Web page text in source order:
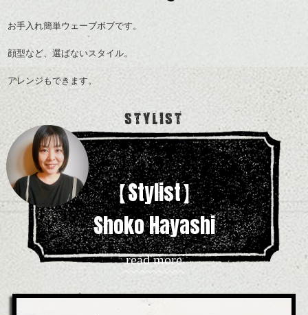
お手入れ簡単ウェーブボブです。
顔型など、選ばないスタイル。
アレンジもできます。
STYLIST
【Stylist】
Shoko Hayashi
read more